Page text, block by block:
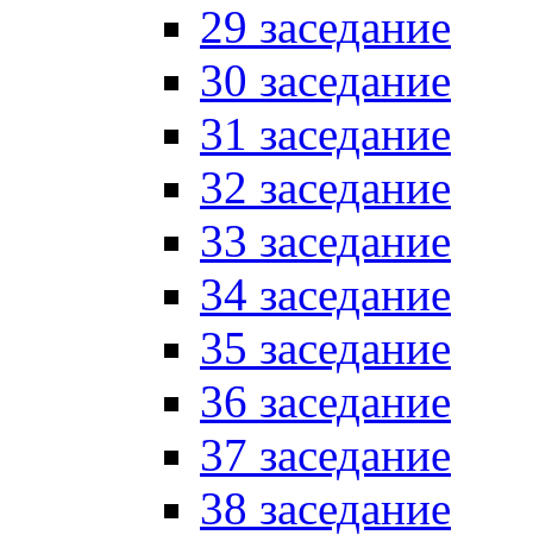
29 заседание
30 заседание
31 заседание
32 заседание
33 заседание
34 заседание
35 заседание
36 заседание
37 заседание
38 заседание